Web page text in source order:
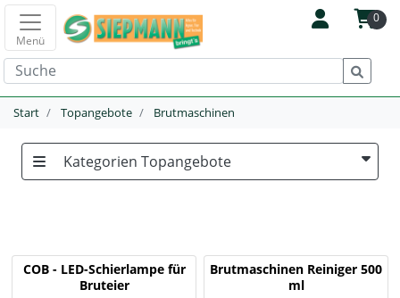
0
Menü
Start Topangebote Brutmaschinen
Kategorien Topangebote
COB - LED-Schierlampe für
Bruteier
Brutmaschinen Reiniger 500
ml